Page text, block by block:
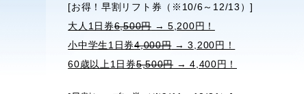
[お得！早割リフト券（※10/6～12/13）]
大人1日券6,500円→ 5,200円！
小中学生1日券4,000円→ 3,200円！
60歳以上1日券5,500円 → 4,400円！